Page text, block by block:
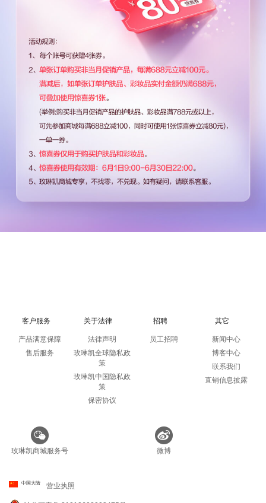
客户服务
产品满意保障
售后服务
关于法律
法律声明
玫琳凯全球隐私政
策
玫琳凯中国隐私政
策
保密协议
招聘
员工招聘
其它
新闻中心
博客中心
联系我们
直销信息披露
玫琳凯商城服务号 微博
中国大陆 营业执照